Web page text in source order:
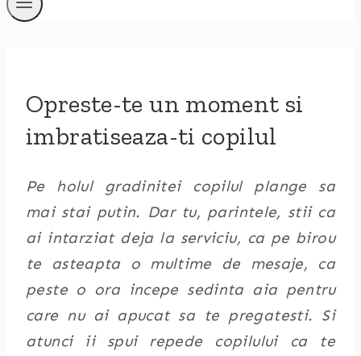
Opreste-te un moment si
imbratiseaza-ti copilul
Pe holul gradinitei copilul plange sa
mai stai putin. Dar tu, parintele, stii ca
ai intarziat deja la serviciu, ca pe birou
te asteapta o multime de mesaje, ca
peste o ora incepe sedinta aia pentru
care nu ai apucat sa te pregatesti. Si
atunci ii spui repede copilului ca te